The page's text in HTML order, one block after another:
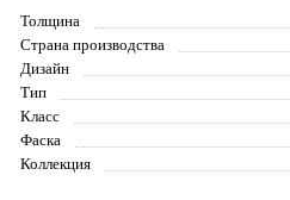
Толщина
Страна производства
Дизайн
Тип
Класс
Фаска
Коллекция